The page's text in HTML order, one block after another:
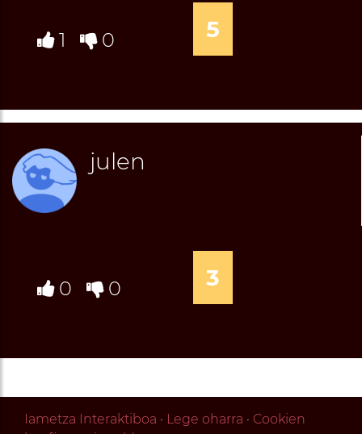
1 0 5
julen
0 0 3
Iametza Interaktiboa · Lege oharra · Cookien